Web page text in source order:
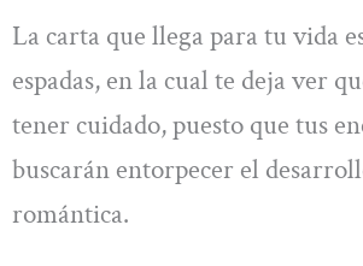
La carta que llega para tu vida
espadas, en la cual te deja ver
tener cuidado, puesto que tus
buscarán entorpecer el
romántica.